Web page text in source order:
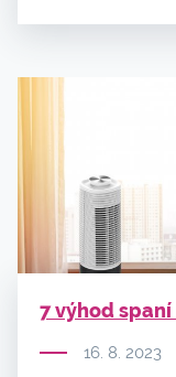
7 výhod
16. 8. 2023